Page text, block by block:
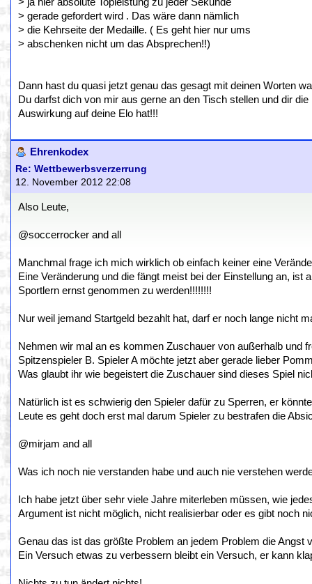
> gerade gefordert wird . Das wäre dann nämlich
> die Kehrseite der Medaille. ( Es geht hier nur ums
> abschenken nicht um das Absprechen!!)
Dann hast du quasi jetzt genau das gesagt mit deinen Worten
Du darfst dich von mir aus gerne an den Tisch stellen und dir
Auswirkung auf deine Elo hat!!!
Ehrenkodex
Re: Wettbewerbsverzerrung
12. November 2012 22:08
Also Leute,
@soccerrocker and all
Manchmal frage ich mich wirklich ob einfach keiner eine
Eine Veränderung und die fängt meist bei der Einstellung an,
Sportlern ernst genommen zu werden!!!!!!!!
Nur weil jemand Startgeld bezahlt hat, darf er noch lange nicht
Nehmen wir mal an es kommen Zuschauer von außerhalb und
Spitzenspieler B. Spieler A möchte jetzt aber gerade lieber
Was glaubt ihr wie begeistert die Zuschauer sind dieses Spiel
Natürlich ist es schwierig den Spieler dafür zu Sperren, er
Leute es geht doch erst mal darum Spieler zu bestrafen die
@mirjam and all
Was ich noch nie verstanden habe und auch nie verstehen
Ich habe jetzt über sehr viele Jahre miterleben müssen, wie
Argument ist nicht möglich, nicht realisierbar oder es gibt noch
Genau das ist das größte Problem an jedem Problem die Angst
Ein Versuch etwas zu verbessern bleibt ein Versuch, er kann